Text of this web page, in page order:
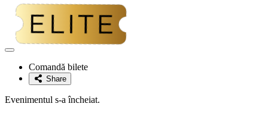
Adaugă
favoriteComandă bilete
Share
Evenimentul s-a încheiat.